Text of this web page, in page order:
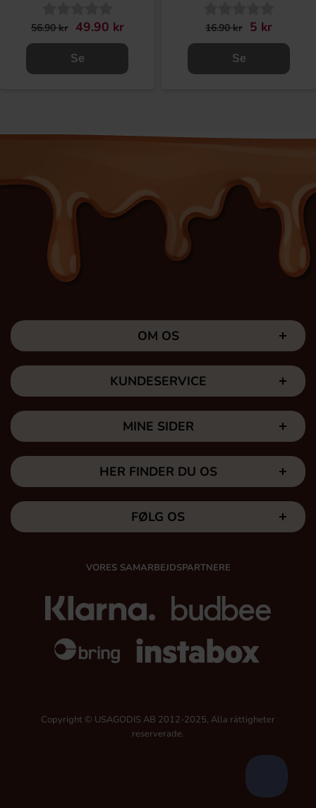
56.90 kr 49.90 kr
Se
16.90 kr 5 kr
Se
OM OS
KUNDESERVICE
MINE SIDER
HER FINDER DU OS
FØLG OS
VORES SAMARBEJDSPARTNERE
Copyright © USAGODIS AB 2012-2025, Alla rättigheter
reserverade.